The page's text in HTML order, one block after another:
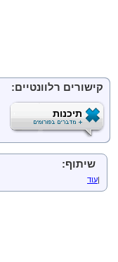
קישורים רלוונטיים:
תיכנות
שיתוף:
|עוד